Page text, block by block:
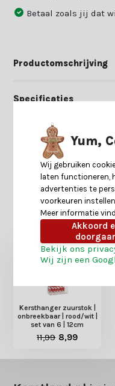
Betaal zoals jij dat
Productomschrijving
Specificaties
Reviews
Heb je nog
Kersthanger zuurstok |
onbreekbaar | rood/wit |
set van 6 | 12cm
11,99 8,99
Yum,
Wij gebruiken
laten functioneren,
advertenties te
voorkeuren
Meer informatie
Akkoord
Bekijk ons
Wij zijn een